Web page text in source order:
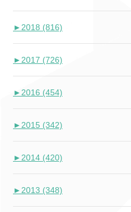
► 2018 (816)
► 2017 (726)
► 2016 (454)
► 2015 (342)
► 2014 (420)
► 2013 (348)